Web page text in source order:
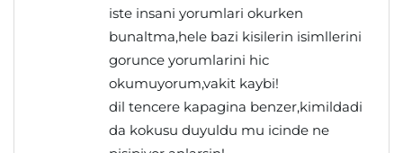
iste insani yorumlari okurken
bunaltma,hele bazi kisilerin isimllerini
gorunce yorumlarini hic
okumuyorum,vakit kaybi!
dil tencere kapagina benzer,kimildadi
da kokusu duyuldu mu icinde ne